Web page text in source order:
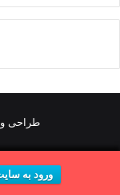
طراحی
ورود به سایت برف